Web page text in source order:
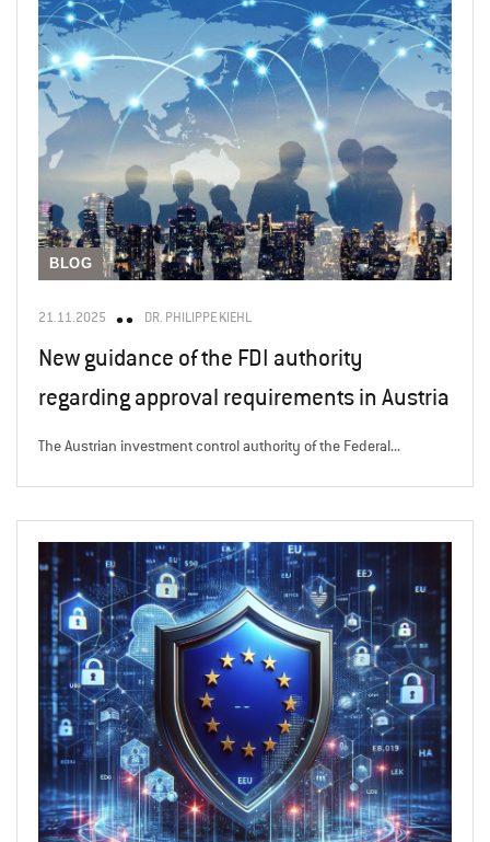
BLOG
21.11.2025 DR. PHILIPPE KIEHL
New guidance of the FDI authority
regarding approval requirements in Austria
The Austrian investment control authority of the Federal...